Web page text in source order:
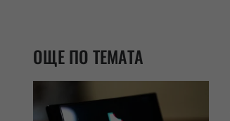
ОЩЕ ПО ТЕМАТА